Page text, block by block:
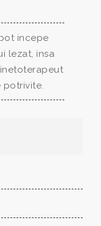
incepe
lezat, insa
potrivite.